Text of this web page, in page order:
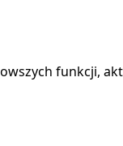
funkcji,